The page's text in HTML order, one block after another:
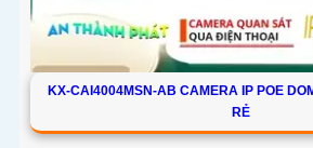
KX-CAI4004MSN-AB CAMERA IP POE
RẺ